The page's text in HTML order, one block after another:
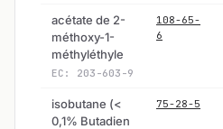
acétate de 2-
méthoxy-1-
méthyléthyle
EC: 203-603-9
108-65-
6
isobutane (<
0,1% Butadien
75-28-5